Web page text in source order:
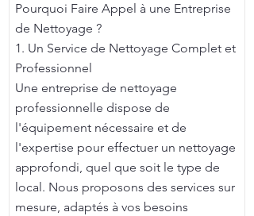
Pourquoi Faire Appel à une Entreprise
de Nettoyage ?
1. Un Service de Nettoyage Complet et
Professionnel
Une entreprise de nettoyage
professionnelle dispose de
l'équipement nécessaire et de
l'expertise pour effectuer un nettoyage
approfondi, quel que soit le type de
local. Nous proposons des services sur
mesure, adaptés à vos besoins